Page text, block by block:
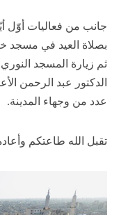
جانب من فعاليات أوّل
بصلاة العيد في مسجد
ثم زيارة المسجد
الدكتور عبد الرحمن
عدد من وجهاء المدينة.
تقبل الله طاعتكم